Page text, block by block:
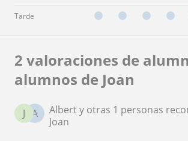
Tarde
2 valoraciones de
alumnos de Joan
A
J
Albert y otras 1 personas
Joan